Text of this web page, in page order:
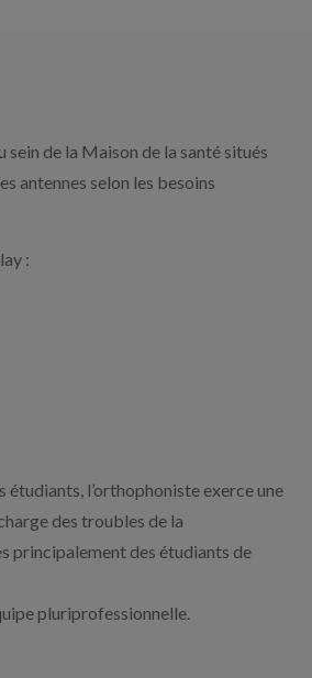
de la Maison de la santé situés
antennes selon les besoins
:
étudiants, l’orthophoniste exerce une
des troubles de la
principalement des étudiants de
pluriprofessionnelle.